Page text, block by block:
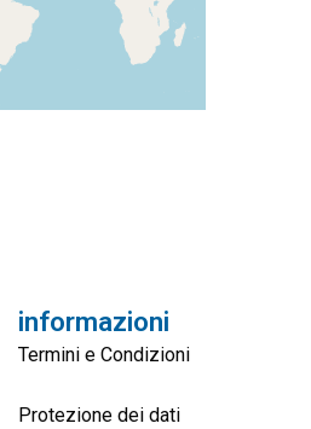
informazioni
Termini e Condizioni
Protezione dei dati